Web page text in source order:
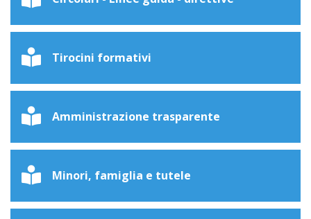
Tirocini formativi
Amministrazione trasparente
Minori, famiglia e tutele